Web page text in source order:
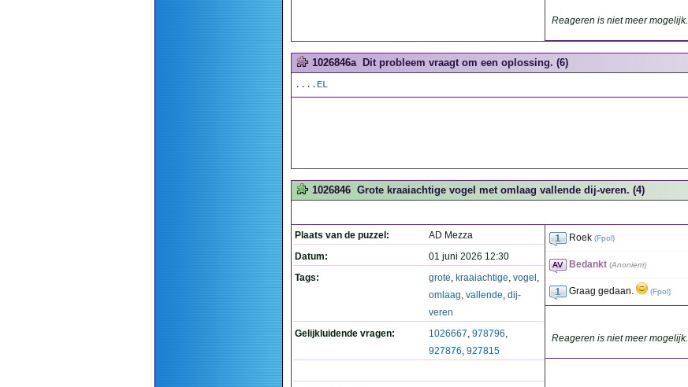
Reageren is niet meer mogelijk.
1026846a Dit probleem vraagt om een oplossing. (6)
....EL
1026846 Grote kraaiachtige vogel met omlaag vallende dij-veren. (4)
Plaats van de puzzel:
AD Mezza
Datum:
01 juni 2026 12:30
Tags:
grote, kraaiachtige, vogel ,
omlaag, vallende, dij-
veren
Gelijkluidende vragen:
1026667, 978796,
927876, 927815
Roek (Fpol)
Bedankt (Anoniem)
Graag gedaan. (Fpol)
Reageren is niet meer mogelijk.